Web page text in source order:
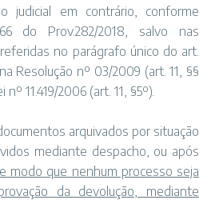
judicial em contrário, conforme
do Prov.282/2018, salvo nas
no parágrafo único do art.
Resolução nº 03/2009 (art. 11, §§
11.419/2006 (art. 11, §5º).
arquivados por situação
mediante despacho, ou após
modo que nenhum processo seja
da devolução, mediante